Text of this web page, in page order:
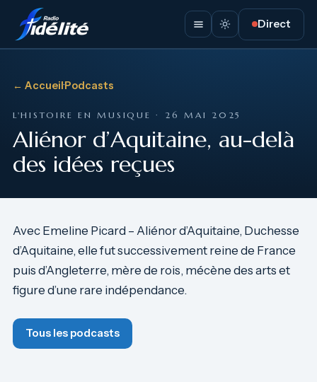
Direct
← Accueil·Podcasts
L'HISTOIRE EN MUSIQUE · 26 MAI 2025
Aliénor d’Aquitaine, au-delà
des idées reçues
Avec Emeline Picard – Aliénor d’Aquitaine, Duchesse
d’Aquitaine, elle fut successivement reine de France
puis d’Angleterre, mère de rois, mécène des arts et
figure d’une rare indépendance.
Tous les podcasts